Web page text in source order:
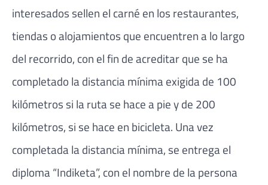
interesados sellen el carné en los restaurantes,
tiendas o alojamientos que encuentren a lo largo
del recorrido, con el fin de acreditar que se ha
completado la distancia mínima exigida de 100
kilómetros si la ruta se hace a pie y de 200
kilómetros, si se hace en bicicleta. Una vez
completada la distancia mínima, se entrega el
diploma “Indiketa”, con el nombre de la persona